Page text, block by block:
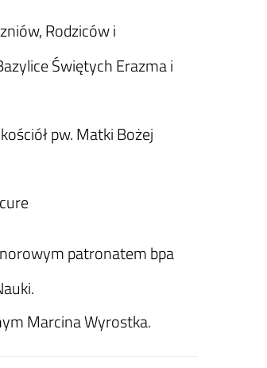
Rodziców i
Świętych Erazma i
pw. Matki Bożej
patronatem bpa
Marcina Wyrostka.